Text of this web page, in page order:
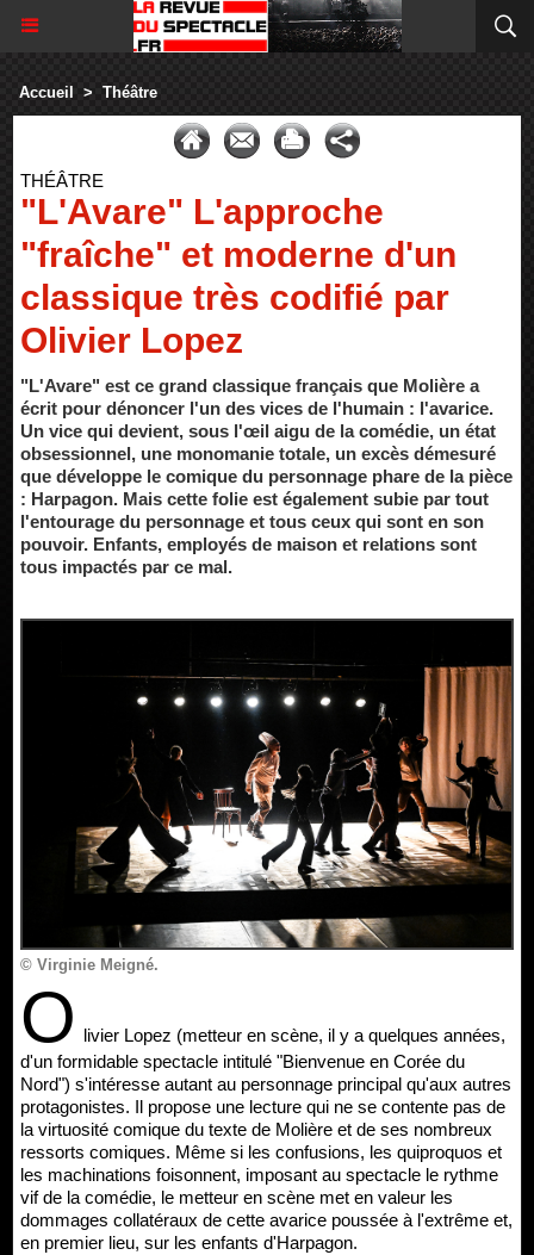
Accueil > Théâtre
THÉÂTRE
"L'Avare" L'approche
"fraîche" et moderne d'un
classique très codifié par
Olivier Lopez
"L'Avare" est ce grand classique français que Molière a
écrit pour dénoncer l'un des vices de l'humain : l'avarice.
Un vice qui devient, sous l'œil aigu de la comédie, un état
obsessionnel, une monomanie totale, un excès démesuré
que développe le comique du personnage phare de la pièce
: Harpagon. Mais cette folie est également subie par tout
l'entourage du personnage et tous ceux qui sont en son
pouvoir. Enfants, employés de maison et relations sont
tous impactés par ce mal.
© Virginie Meigné.
O livier Lopez (metteur en scène, il y a quelques années,
d'un formidable spectacle intitulé "Bienvenue en Corée du
Nord") s'intéresse autant au personnage principal qu'aux autres
protagonistes. Il propose une lecture qui ne se contente pas de
la virtuosité comique du texte de Molière et de ses nombreux
ressorts comiques. Même si les confusions, les quiproquos et
les machinations foisonnent, imposant au spectacle le rythme
vif de la comédie, le metteur en scène met en valeur les
dommages collatéraux de cette avarice poussée à l'extrême et,
en premier lieu, sur les enfants d'Harpagon.